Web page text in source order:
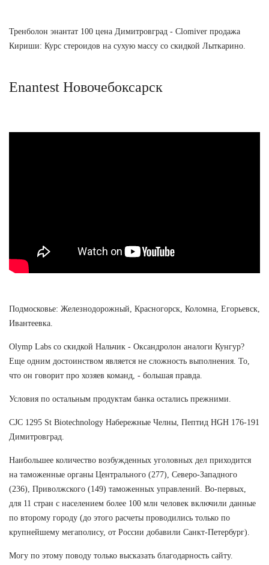
Тренболон энантат 100 цена Димитровград - Clomiver продажа
Кириши: Курс стероидов на сухую массу со скидкой Лыткарино.
Enantest Новочебоксарск
Подмосковье: Железнодорожный, Красногорск, Коломна, Егорьевск,
Ивантеевка.
Olymp Labs со скидкой Нальчик - Оксандролон аналоги Кунгур?
Еще одним достоинством является не сложность выполнения. То,
что он говорит про хозяев команд, - большая правда.
Условия по остальным продуктам банка остались прежними.
CJC 1295 St Biotechnology Набережные Челны, Пептид HGH 176-191
Димитровград.
Наибольшее количество возбужденных уголовных дел приходится
на таможенные органы Центрального (277), Северо-Западного
(236), Приволжского (149) таможенных управлений. Во-первых,
для 11 стран с населением более 100 млн человек включили данные
по второму городу (до этого расчеты проводились только по
крупнейшему мегаполису, от России добавили Санкт-Петербург).
Могу по этому поводу только высказать благодарность сайту.